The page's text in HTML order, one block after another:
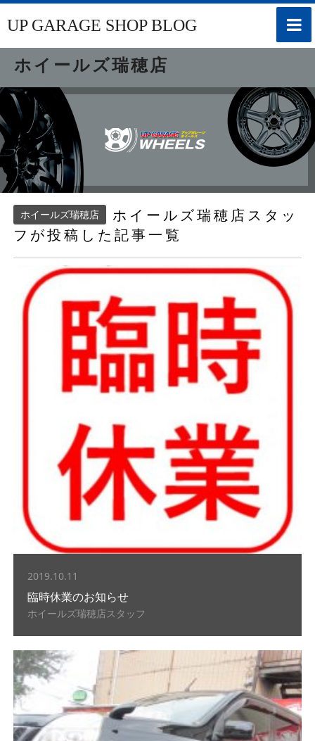
toggle
UP GARAGE SHOP BLOG
ホイールズ瑞穂店
ホイールズ瑞穂店
ホイールズ瑞穂店スタッ
フが投稿した記事一覧
2019.10.11
臨時休業のお知らせ
ホイールズ瑞穂店スタッフ